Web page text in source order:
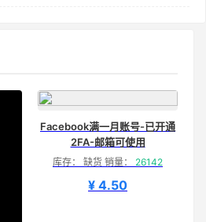
Facebook满一月账号-已开通
2FA-邮箱可使用
库存： 缺货 销量： 26142
¥ 4.50